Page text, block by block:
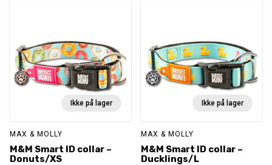
Ikke på lager
MAX & MOLLY
M&M Smart ID collar –
Donuts/XS
Ikke på lager
MAX & MOLLY
M&M Smart ID collar –
Ducklings/L